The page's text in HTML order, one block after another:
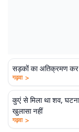
सड़कों का अतिक्रमण कर
गढ़वा >
कुएं से मिला था शव,
खुलासा नहीं
गढ़वा >